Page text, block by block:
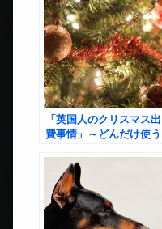
「英国人のクリスマス出
費事情」～どんだけ使う
な事実～